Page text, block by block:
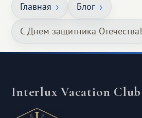
Главная Блог
С Днем защитника Отечества!
Interlux Vacation Club